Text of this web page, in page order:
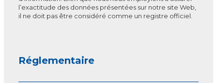
l’exactitude des données présentées sur notre site Web,
il ne doit pas être considéré comme un registre officiel.
Réglementaire